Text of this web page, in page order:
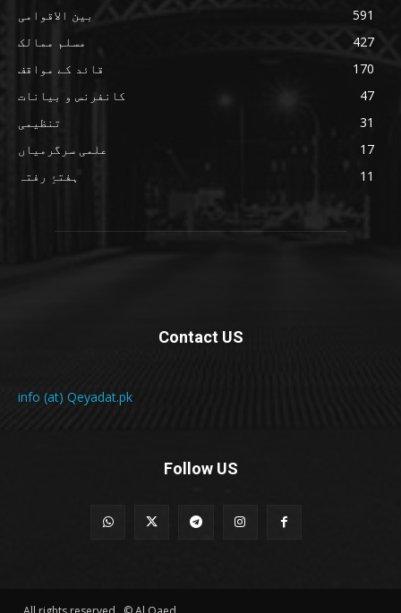
بین الاقوامی
591
مسلم ممالک
427
قائد کے مواقف
170
کانفرنس و بیانات
47
تنظیمی
31
علمی سرگرمیاں
17
ہفتۂِ رفتہ
11
Contact US
info (at) Qeyadat.pk
Follow US